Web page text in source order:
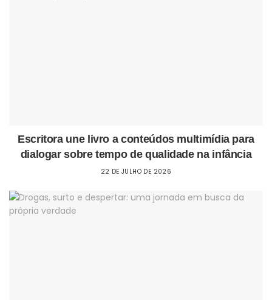
Escritora une livro a conteúdos multimídia para
dialogar sobre tempo de qualidade na infância
22 DE JULHO DE 2026